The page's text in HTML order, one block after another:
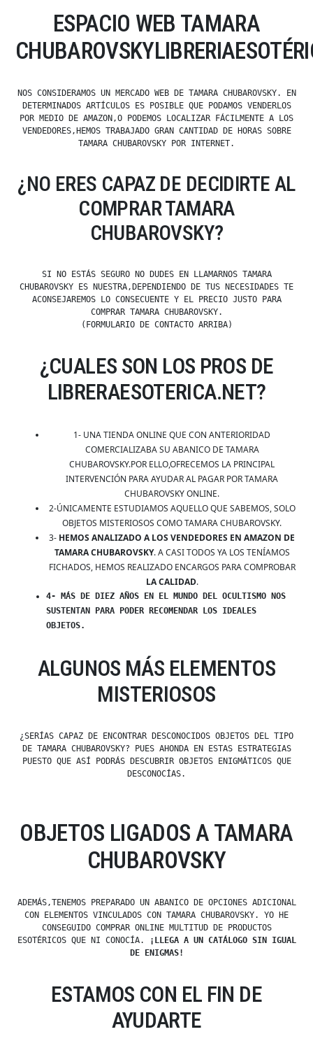
ESPACIO WEB TAMARA
NOS CONSIDERAMOS UN MERCADO WEB DE TAMARA CHUBAROVSKY. EN
DETERMINADOS ARTÍCULOS ES POSIBLE QUE PODAMOS VENDERLOS
POR MEDIO DE AMAZON,O PODEMOS LOCALIZAR FÁCILMENTE A LOS
VENDEDORES,HEMOS TRABAJADO GRAN CANTIDAD DE HORAS SOBRE
TAMARA CHUBAROVSKY POR INTERNET.
¿NO ERES CAPAZ DE DECIDIRTE AL
COMPRAR TAMARA
CHUBAROVSKY?
SI NO ESTÁS SEGURO NO DUDES EN LLAMARNOS TAMARA
CHUBAROVSKY ES NUESTRA,DEPENDIENDO DE TUS NECESIDADES TE
ACONSEJAREMOS LO CONSECUENTE Y EL PRECIO JUSTO PARA
COMPRAR TAMARA CHUBAROVSKY.
(FORMULARIO DE CONTACTO ARRIBA)
¿CUALES SON LOS PROS DE
LIBRERAESOTERICA.NET?
1- UNA TIENDA ONLINE QUE CON ANTERIORIDAD
COMERCIALIZABA SU ABANICO DE TAMARA
CHUBAROVSKY.POR ELLO,OFRECEMOS LA PRINCIPAL
INTERVENCIÓN PARA AYUDAR AL PAGAR POR TAMARA
CHUBAROVSKY ONLINE.
2-ÚNICAMENTE ESTUDIAMOS AQUELLO QUE SABEMOS, SOLO
OBJETOS MISTERIOSOS COMO TAMARA CHUBAROVSKY.
3- HEMOS ANALIZADO A LOS VENDEDORES EN AMAZON DE
TAMARA CHUBAROVSKY. A CASI TODOS YA LOS TENÍAMOS
FICHADOS, HEMOS REALIZADO ENCARGOS PARA COMPROBAR
LA CALIDAD.
4- MÁS DE DIEZ AÑOS EN EL MUNDO DEL OCULTISMO NOS
SUSTENTAN PARA PODER RECOMENDAR LOS IDEALES
OBJETOS.
ALGUNOS MÁS ELEMENTOS
MISTERIOSOS
¿SERÍAS CAPAZ DE ENCONTRAR DESCONOCIDOS OBJETOS DEL TIPO
DE TAMARA CHUBAROVSKY? PUES AHONDA EN ESTAS ESTRATEGIAS
PUESTO QUE ASÍ PODRÁS DESCUBRIR OBJETOS ENIGMÁTICOS QUE
DESCONOCÍAS.
OBJETOS LIGADOS A TAMARA
CHUBAROVSKY
ADEMÁS,TENEMOS PREPARADO UN ABANICO DE OPCIONES ADICIONAL
CON ELEMENTOS VINCULADOS CON TAMARA CHUBAROVSKY. YO HE
CONSEGUIDO COMPRAR ONLINE MULTITUD DE PRODUCTOS
ESOTÉRICOS QUE NI CONOCÍA.
¡LLEGA A UN CATÁLOGO SIN IGUAL
DE ENIGMAS!
ESTAMOS CON EL FIN DE
AYUDARTE